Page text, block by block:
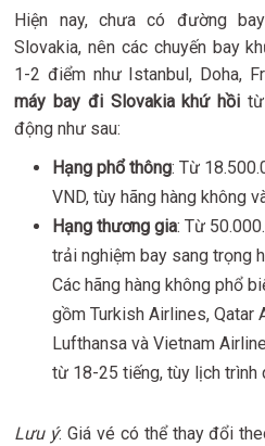
Hiện nay, chưa có đường
Slovakia, nên các chuyến bay
1-2 điểm như Istanbul, Doha,
máy bay đi Slovakia khứ hồi
động như sau:
Hạng phổ thông: Từ
VND, tùy hãng hàng không
Hạng thương gia: Từ
trải nghiệm bay sang trọng
Các hãng hàng không phổ
gồm Turkish Airlines, Qatar
Lufthansa và Vietnam
từ 18-25 tiếng, tùy lịch trình
Lưu ý: Giá vé có thể thay đổi